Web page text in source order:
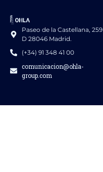
Paseo de la Castellana, 259
D 28046 Madrid.
(+34) 91 348 41 00
comunicacion@ohla-
group.com